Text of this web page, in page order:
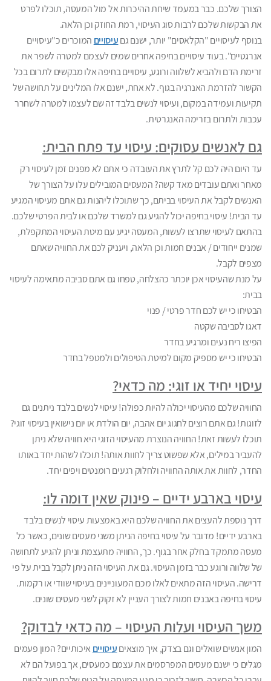
הצורך שלכם. כבר במעמד שיחת ההיכרות אל מול המעסה, תוכלו לפרט
את הבקשות שלכם לרבות סוג העיסוי, רמת החוזק וכן הלאה.
בנוסף לעיסויים "הקלאסים" יותר, ישנם גם עיסויים המוכרים כ"עיסויים
אנרגטיים". בעוד עיסויים בחיפה אחרים שמים לעצמם למטרה לשפר את
זרימת הדם ולהביא לשלווה ורוגע, עיסויים בחיפה אלו מבקשים לתרום בכל
הקשור להזרמת האנרגיה בגוף. לא אחת, ישנם אלו המלינים על תחושה של
תקיעות ועמידה במקום, ועיסוי לנשים בלבד זה שם לעצמו למטרה לשחרר
עכבות ולתרום בזרימה האנגרטית.
גם לאנשים עסוקים: עיסוי עד פתח הבית:
עד היום היה לכם קל לתרץ את העובדה כי אתם לא מפנים זמן לעיסוי רק
מאחר ואתם עובדים מאד קשה? המעסים המובילים עלו על הצורך של
האנשים לקבל את העיסוי בביתם, כך שתוכלו ליהנות גם אתם מעיסוי המגיע
עד הבית! עיסוי בחיפה יכול להגיע גם למשרד שלכם או לבית הפרטי שלכם.
בהתאם לעיסוי שתרצו לעשות, המעסה יגיע עם מיטת העיסוי המתקפלת,
שמנים ייחודים / אבנים חמות וכן הלאה, ויעניק לכם את החוויה שאתם
מצפים לקבל.
על מנת שהעיסוי אכן יוכתר כהצלחה, טפחו גם אתם סביבה מתאימה לעיסוי
בבית:
הבטיחו כי יש לכם חדר פרטי / פנוי
דאגו לסביבה שקטה
הפיצו ריח נעים ומרגיע בחדר
הבטיחו כי יש מספיק מקום למיטת הטיפולים ולמטפל בחדר
עיסוי יחיד או זוגי: מה כדאי?
החוויה שלכם מהעיסוי יכולה להיות כפולה! עיסוי לנשים בלבד ניתנים גם
לזוגות! גם אתם רוצים לחגוג יום אהבה, יום הולדת או יום נישואין בעיסוי זוגי?
תוכלו לעשות זאת! החוויה הנוצרת מהעיסוי הזוגי היא חוויה שלא ניתן
להעביר במילים, אלא שפשוט צריך לחוות אותה! תוכלו לשהות יחד באותו
החדר, לחוות את אותה החוויה ולחלוק רגעים רומנטים ויפים יחד.
עיסוי בארבע ידיים – פינוק שאין דומה לו:
דרך נוספת להעצים את החוויה שלכם היא באמצעות עיסוי לנשים בלבד
בארבע ידיים! מדובר על עיסוי בחיפה הניתן משני מעסים שונים, כאשר כל
מעסה מתמקד בחלק אחר בגוף. כך, החוויה מתעצמת וניתן להגיע לתחושה
של שלווה ורוגע כבר בזמן העיסוי. גם את העיסוי הזה ניתן לקבל בבית על פי
דרישה. העיסוי הזה מתאים לאלו מכם המעוניינים בעיסוי שוודי או רקמות.
עיסוי בחיפה באבנים חמות לצורך העניין לא זקוק לשני מעסים שונים.
משך העיסוי ועלות העיסוי – מה כדאי לבדוק?
המון אנשים שואלים וגם בצדק, איך מוצאים עיסויים איכותיים? המון פעמים
מגלים כי ישנם מעסים המפרסמים את עצמם כמעסים, אך בפועל הם לא